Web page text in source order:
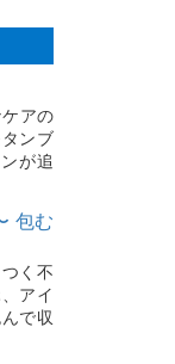
アの
ンブ
が追
包む
く不
アイ
で収